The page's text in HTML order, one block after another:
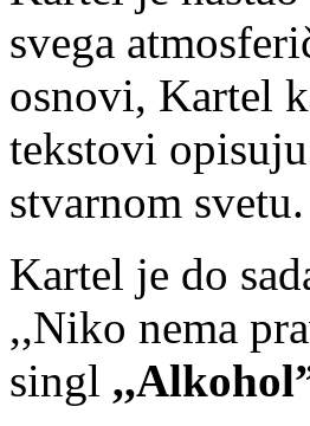
svega
osnovi, Kartel
tekstovi
stvarnom svetu.
Kartel je do
,,Niko nema
singl